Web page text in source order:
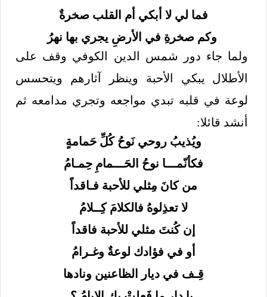
فما لي لا أبكي أم القلب صخرةٌ
وكم صخرةِ في الأرضِ يجري بها نهرُ
ولما جاء دور شمس الدين الكوفي وقف على
الأطلال يبكي الأحبة وينظر آثارهم ويتحسس
لوعة في قلبه تبدي مواجعه وتجري مدامعه ثم
أنشد قائلا:
ويُذيبُ روحي نَوحُ كُلِّ حَمامةٍ
فكأنّمـــا نوحُ الحَـــمامِ حِمـامُ
من كانَ مِثلي للأحبة فـاقداً
لا تعذِلوهُ فالكلامَ كِــلامُ
إن كُنتَ مثلي للأحبة فاقداً
أو في فؤادك لوعةٌ وغـرامُ
قِـف في ديار الظاعنين ونادها